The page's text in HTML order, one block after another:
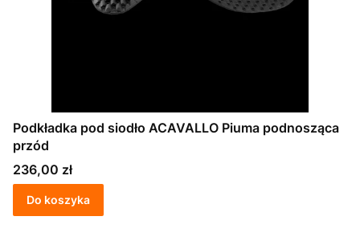
Podkładka pod siodło ACAVALLO Piuma podnosząca
przód
Cena
236,00 zł
Do koszyka